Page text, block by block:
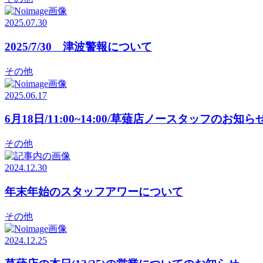
2025.07.30
2025/7/30 津波警報について
その他
2025.06.17
6月18日/11:00~14:00/草薙店ノースタッフのお知
その他
2024.12.30
年末年始のスタッフアワーについて
その他
2024.12.25